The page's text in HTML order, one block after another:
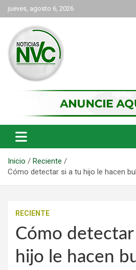
Saltar
al
contenido
jueves, agosto 6, 2026
NVC Noticias
Inicio
Reciente
Cómo detectar si a tu hijo le hacen
RECIENTE
Cómo detectar
hijo le hacen